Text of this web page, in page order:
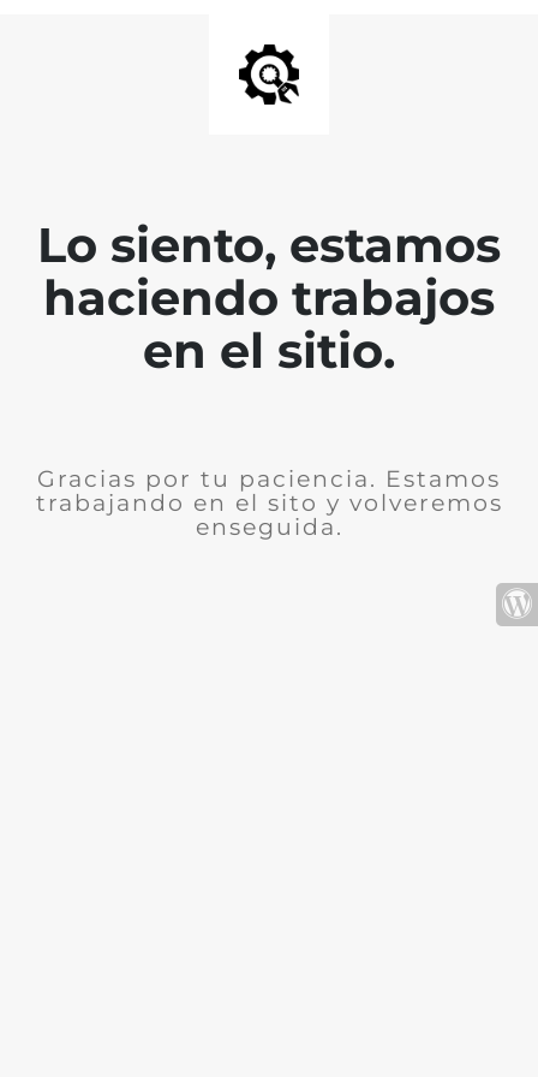
Lo siento, estamos
haciendo trabajos
en el sitio.
Gracias por tu paciencia. Estamos
trabajando en el sito y volveremos
enseguida.